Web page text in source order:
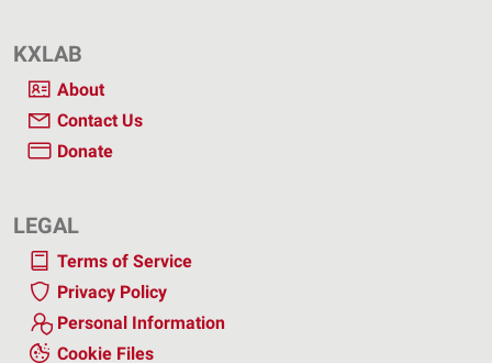
KXLAB
About
Contact Us
Donate
LEGAL
Terms of Service
Privacy Policy
Personal Information
Cookie Files